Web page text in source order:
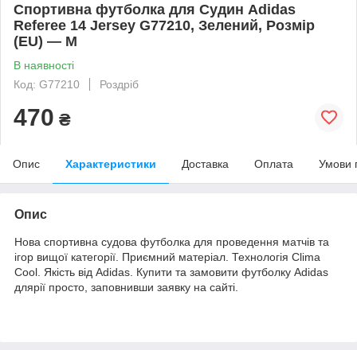
Спортивна футболка для Судин Adidas
Referee 14 Jersey G77210, Зелений, Розмір
(EU) — M
В наявності
Код: G77210
Роздріб
470 ₴
Опис Характеристики Доставка Оплата Умови
Опис
Нова спортивна судова футболка для проведення матчів та
ігор вищої категорії. Приємний матеріал. Технологія Clima
Cool. Якість від Adidas. Купити та замовити футболку Adidas
длярії просто, заповнивши заявку на сайті.